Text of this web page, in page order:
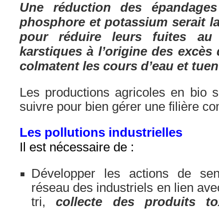
Une réduction des
phosphore et potassium serait
pour réduire leurs fuites au
karstiques à l’origine des excès
colmatent les cours d’eau et
Les productions agricoles en bio
suivre pour bien gérer une filière
Les pollutions industrielles
Il est nécessaire de :
Développer les actions de
réseau des industriels en lien
tri,collecte des produits